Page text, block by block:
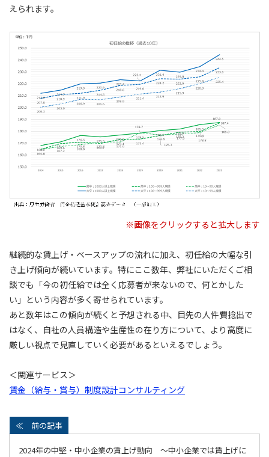
えられます。
※画像をクリックすると拡大します
継続的な賃上げ・ベースアップの流れに加え、初任給の大幅な引
き上げ傾向が続いています。特にここ数年、弊社にいただくご相
談でも「今の初任給では全く応募者が来ないので、何とかした
い」という内容が多く寄せられています。
あと数年はこの傾向が続くと予想される中、目先の人件費捻出で
はなく、自社の人員構造や生産性の在り方について、より高度に
厳しい視点で見直していく必要があるといえるでしょう。
＜関連サービス＞
賃金（給与・賞与）制度設計コンサルティング
2024年の中堅・中小企業の賃上げ動向 ～中小企業では賃上げに